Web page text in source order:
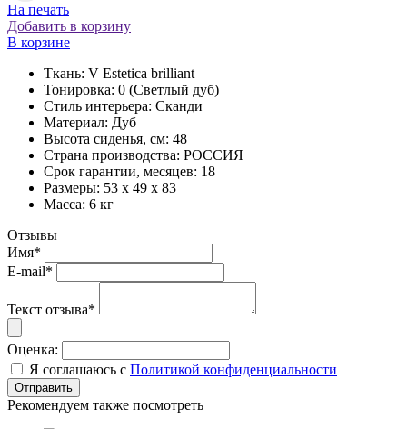
На печать
Добавить в корзину
В корзине
Ткань: V Estetica brilliant
Тонировка: 0 (Светлый дуб)
Стиль интерьера: Сканди
Материал: Дуб
Высота сиденья, см: 48
Страна производства: РОССИЯ
Срок гарантии, месяцев: 18
Размеры: 53 x 49 x 83
Масса: 6 кг
Отзывы
Имя*
E-mail*
Текст отзыва*
Оценка:
Я соглашаюсь с Политикой конфиденциальности
Рекомендуем также посмотреть